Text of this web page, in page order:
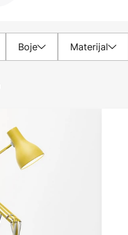
Boje Materijal